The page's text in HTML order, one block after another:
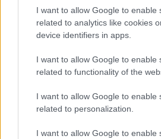
I want to allow Google to enable
related to analytics like cookies
device identifiers in apps.
I want to allow Google to enable
related to functionality of the
I want to allow Google to enable
related to personalization.
I want to allow Google to enable
LUOGHI DA VEDERE